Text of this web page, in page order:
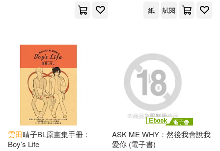
尖端(4)
慕客館(1)
配送方式 (可複選)
紙 試閱
雲田晴子BL原畫集手冊：
Boy’s Life
ASK ME WHY：然後我會說我
愛你 (電子書)